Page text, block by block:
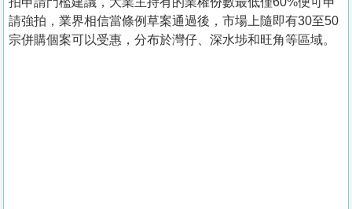
請強拍，業界相信當條例草案通過後，市場上隨即有30至50
宗併購個案可以受惠，分布於灣仔、深水埗和旺角等區域。